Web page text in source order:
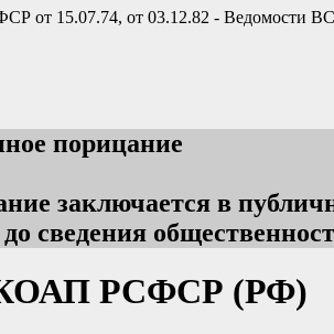
от 15.07.74, от 03.12.82 - Ведомости
порицание
заключается в
сведения
КОАП РСФСР (РФ)